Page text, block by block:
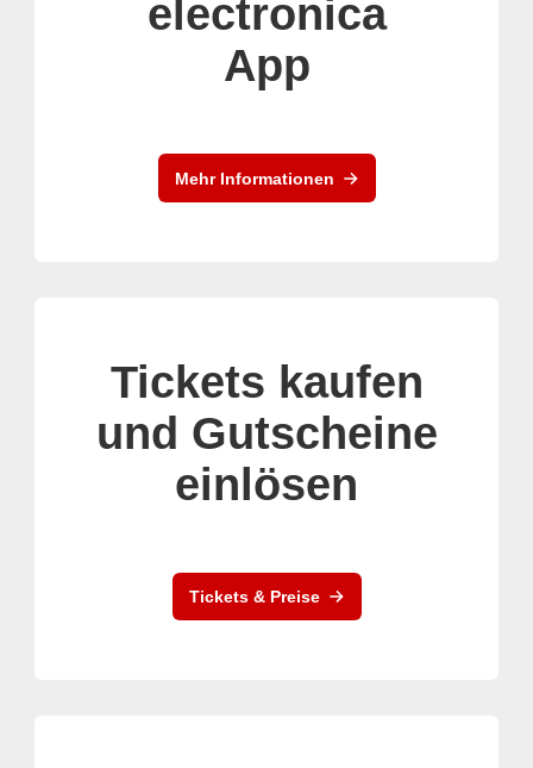
electronica
App
Mehr Informationen
Tickets kaufen
und Gutscheine
einlösen
Tickets & Preise